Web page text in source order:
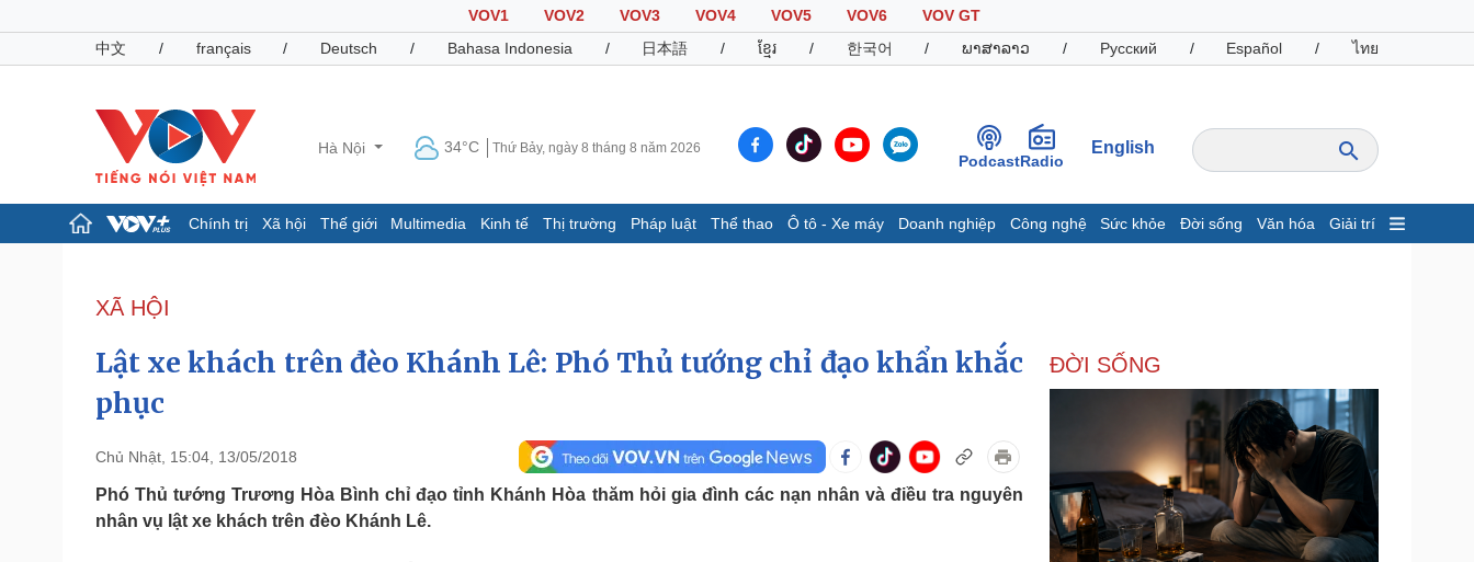
VOV1 VOV2 VOV3 VOV4 VOV5 VOV6
VOV GT
中文
/ français / Deutsch / Bahasa Indonesia / 日本語 / ខ្មែរ / 한국어 / ພາສາລາວ / Русский / Español / ไทย
Hà Nội 34°C Thứ Bảy, ngày 8 tháng 8 năm 2026
PodcastRadio
English
Chính trị Xã hội Thế giới Multimedia Kinh tế Thị trường Pháp luật Thể thao Ô tô - Xe máy Doanh nghiệp Công nghệ Sức khỏe Đời sống Văn hóa Giải trí
Đảng
Tổ chức nhân sự
Nhận diện sự thật
Dấu ấn VOV
E-Magazine
Infographic
Giá cà phê
Pháp luật
Tin nóng
Tư vấn luật
Việt Nam
Phân tích
Thể thao
Lịch thi đấu bóng đá
Ô tô - Xe máy
Xe máy
Doanh nghiệp
Thông tin doanh nghiệp
Doanh nghiệp 24h
Doanh nhân
Vì cộng đồng
Công nghệ
Sành điệu
Tin Công nghệ
Trải nghiệm
Chuyển đổi số
XÃ HỘI
Lật xe khách trên đèo Khánh Lê: Phó Thủ tướng chỉ đạo khẩn khắc
phục
Chủ Nhật, 15:04, 13/05/2018
Phó Thủ tướng Trương Hòa Bình chỉ đạo tỉnh Khánh Hòa thăm hỏi gia đình các nạn nhân và điều tra nguyên
nhân vụ lật xe khách trên đèo Khánh Lê.
ĐỜI SỐNG